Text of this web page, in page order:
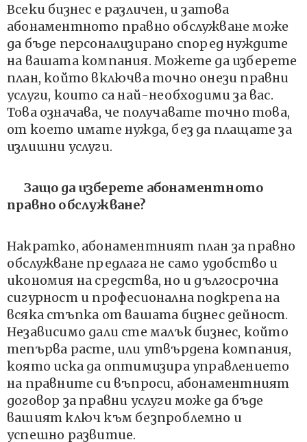
Всеки бизнес е различен, и затова
абонаментното правно обслужване може
да бъде персонализирано според нуждите
на вашата компания. Можете да изберете
план, който включва точно онези правни
услуги, които са най-необходими за вас.
Това означава, че получавате точно това,
от което имате нужда, без да плащате за
излишни услуги.
Защо да изберете абонаментното
правно обслужване?
Накратко, абонаментният план за правно
обслужване предлага не само удобство и
икономия на средства, но и дългосрочна
сигурност и професионална подкрепа на
всяка стъпка от вашата бизнес дейност.
Независимо дали сте малък бизнес, който
тепърва расте, или утвърдена компания,
която иска да оптимизира управлението
на правните си въпроси, абонаментният
договор за правни услуги може да бъде
вашият ключ към безпроблемно и
успешно развитие.